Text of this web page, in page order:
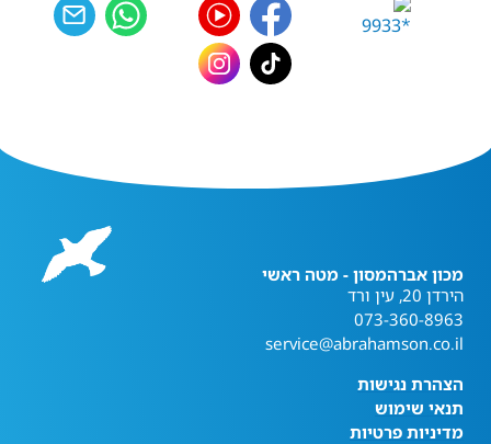
מכון אברהמסון - מטה ראשי
הירדן 20, עין ורד
073-360-8963
service@abrahamson.co.il
הצהרת נגישות
תנאי שימוש
מדיניות פרטיות